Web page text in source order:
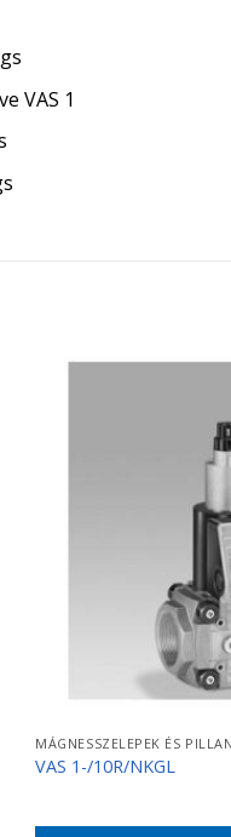
VAS 1
MÁGNESSZELEPEK ÉS
VAS 1-/10R/NKGL